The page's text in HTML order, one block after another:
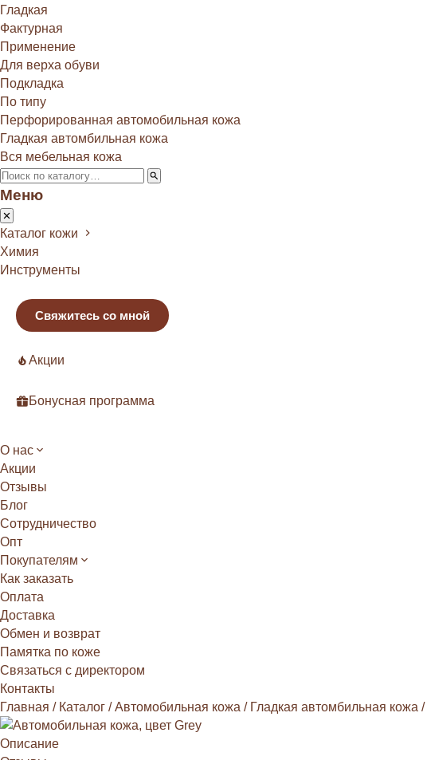
Гладкая
Фактурная
Применение
Для верха обуви
Подкладка
По типу
Перфорированная автомобильная кожа
Гладкая автомбильная кожа
Вся мебельная кожа
Меню
Каталог кожи
Химия
Инструменты
Свяжитесь со мной
Акции
Бонусная программа
О нас
Акции
Отзывы
Блог
Сотрудничество
Опт
Покупателям
Как заказать
Оплата
Доставка
Обмен и возврат
Памятка по коже
Связаться с директором
Контакты
Главная / Каталог /Автомобильная кожа / Гладкая автомбильная кожа /
Описание